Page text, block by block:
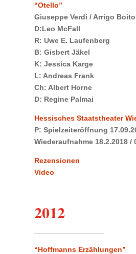
“Otello”
Giuseppe Verdi / Arrigo Boito
D:Leo McFall
R: Uwe E. Laufenberg
B: Gisbert Jäkel
K: Jessica Karge
L: Andreas Frank
Ch: Albert Horne
D: Regine Palmai
Hessisches Staatstheater
P: Spielzeiteröffnung
Wiederaufnahme 18.2.2018 /
Rezensionen
Video
2012
“Hoffmanns Erzählungen”